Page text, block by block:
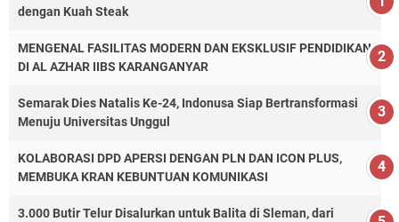
dengan Kuah Steak
MENGENAL FASILITAS MODERN DAN EKSKLUSIF PENDIDIKAN
DI AL AZHAR IIBS KARANGANYAR
Semarak Dies Natalis Ke-24, Indonusa Siap Bertransformasi
Menuju Universitas Unggul
KOLABORASI DPD APERSI DENGAN PLN DAN ICON PLUS,
MEMBUKA KRAN KEBUNTUAN KOMUNIKASI
3.000 Butir Telur Disalurkan untuk Balita di Sleman, dari